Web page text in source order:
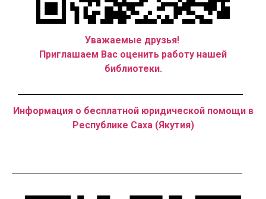
Уважаемые друзья!
Приглашаем Вас оценить работу нашей
библиотеки.
Информация о бесплатной юридической помощи в
Республике Саха (Якутия)